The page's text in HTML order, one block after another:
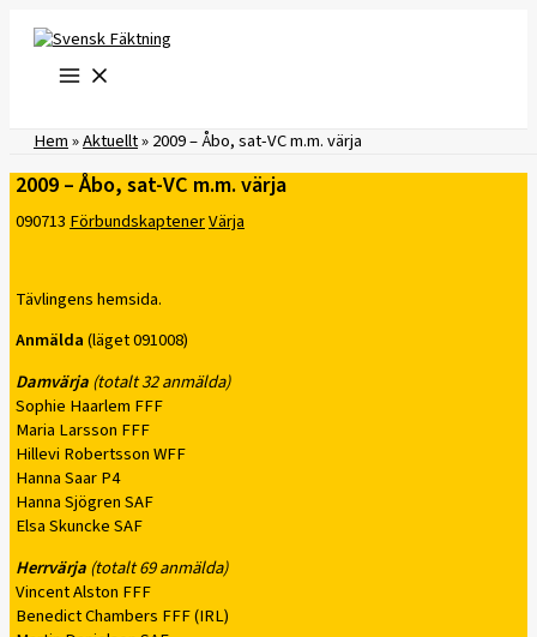
innehåll
Hem»Aktuellt»2009 – Åbo, sat-VC m.m. värja
2009 – Åbo, sat-VC m.m. värja
090713FörbundskaptenerVärja
Tävlingens hemsida.
Anmälda(läget 091008)
Damvärja(totalt 32 anmälda)
Sophie Haarlem FFF
Maria Larsson FFF
Hillevi Robertsson WFF
Hanna Saar P4
Hanna Sjögren SAF
Elsa Skuncke SAF
Herrvärja(totalt 69 anmälda)
Vincent Alston FFF
Benedict Chambers FFF (IRL)